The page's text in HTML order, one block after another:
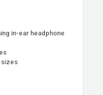
in-ear headphone
sizes